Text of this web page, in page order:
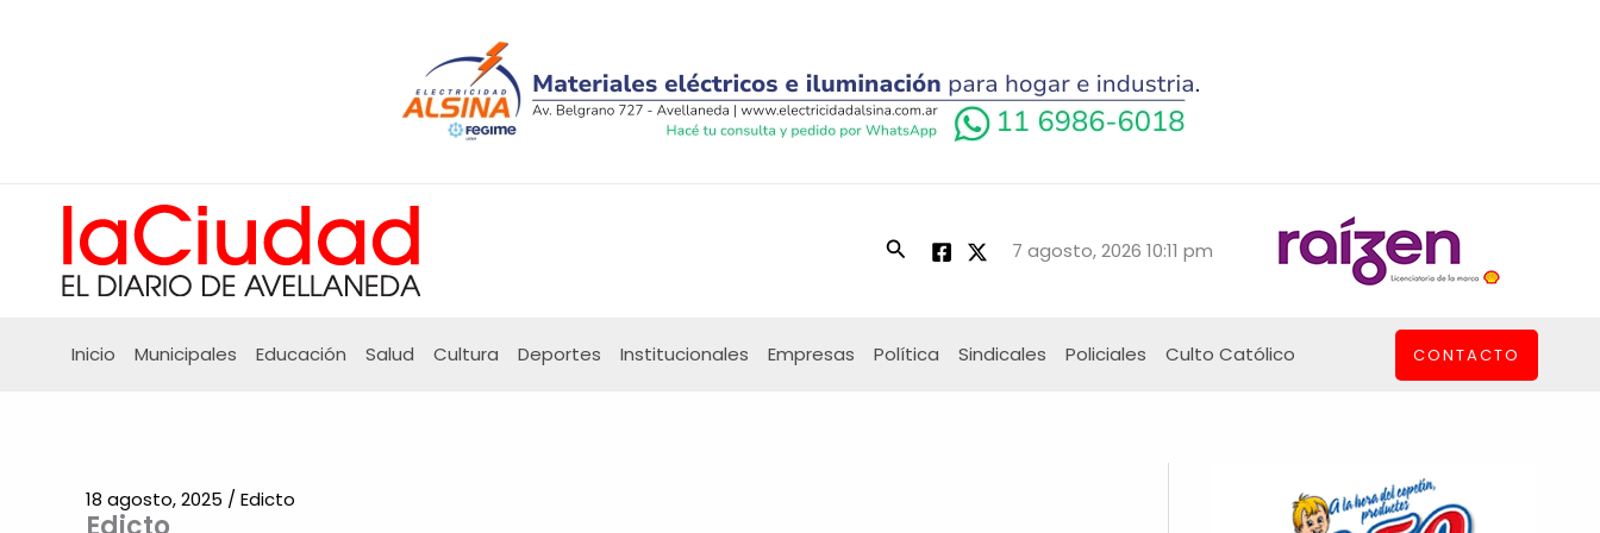
Buscar 7 agosto, 2026 10:11 pm
Inicio Municipales Educación Salud Cultura Deportes Institucionales Empresas Política Sindicales Policiales Culto Católico CONTACTO
18 agosto, 2025 / Edicto